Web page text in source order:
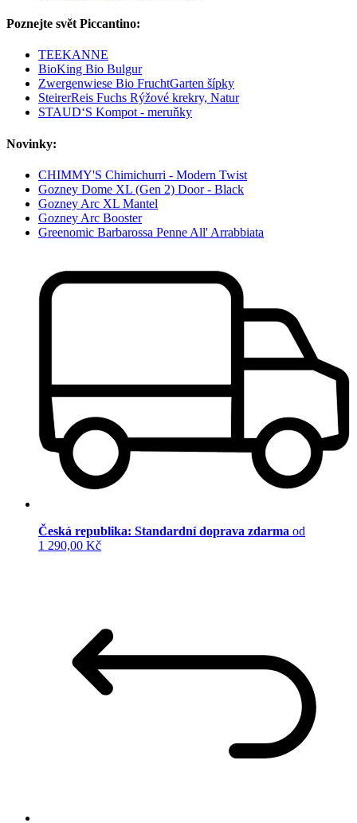
Poznejte svět Piccantino:
TEEKANNE
BioKing Bio Bulgur
Zwergenwiese Bio FruchtGarten šípky
SteirerReis Fuchs Rýžové krekry, Natur
STAUD‘S Kompot - meruňky
Novinky:
CHIMMY'S Chimichurri - Modern Twist
Gozney Dome XL (Gen 2) Door - Black
Gozney Arc XL Mantel
Gozney Arc Booster
Greenomic Barbarossa Penne All' Arrabbiata
Česká republika: Standardní doprava zdarma od
1 290,00 Kč